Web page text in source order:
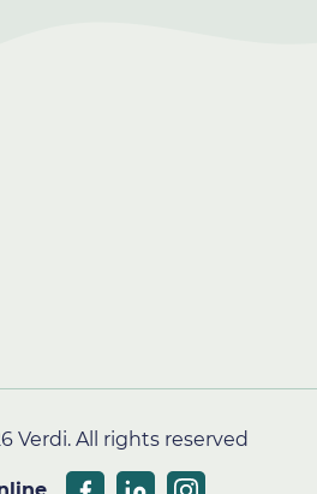
Verdi. All rights reserved